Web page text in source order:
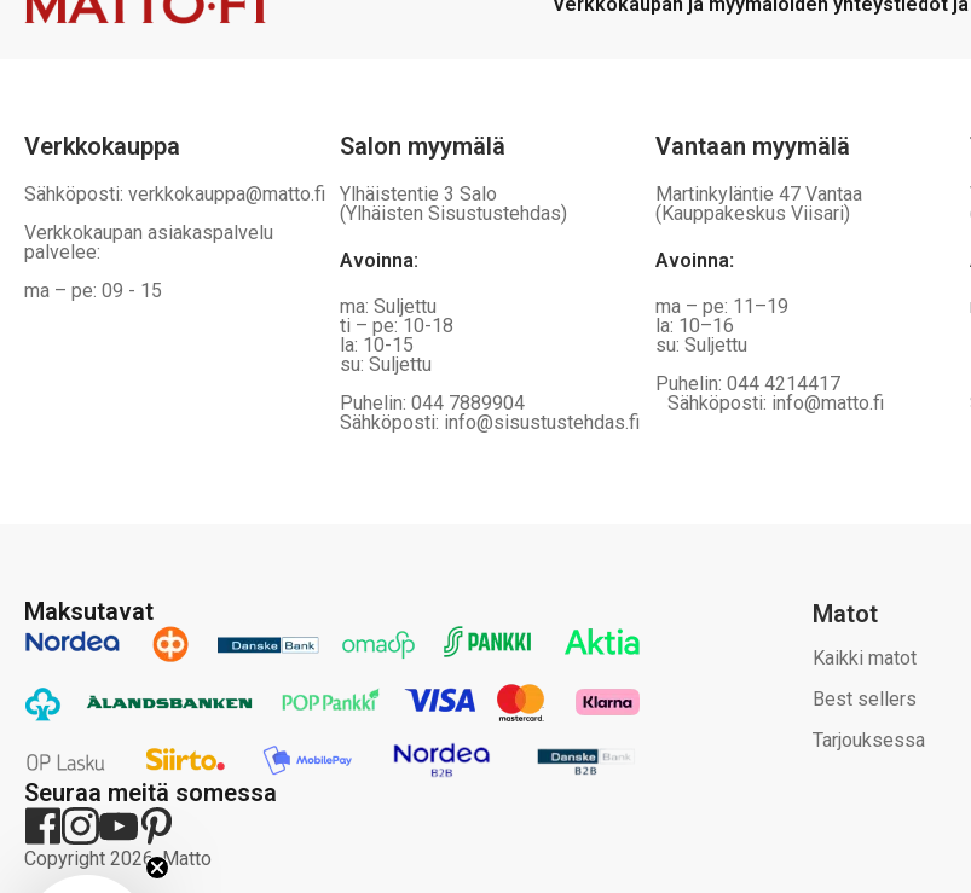
Verkkokauppa
Sähköposti: verkkokauppa@matto.fi
Verkkokaupan asiakaspalvelu
palvelee:
ma – pe: 09 - 15
Salon myymälä
Ylhäistentie 3 Salo
(Ylhäisten Sisustustehdas)
Avoinna:
ma: Suljettu
ti – pe: 10-18
la: 10-15
su: Suljettu
Puhelin: 044 7889904
Sähköposti: info@sisustustehdas.fi
Vantaan myymälä
Martinkyläntie 47 Vantaa
(Kauppakeskus Viisari)
Avoinna:
ma – pe: 11–19
la: 10–16
su: Suljettu
Puhelin: 044 4214417
Sähköposti: info@matto.fi
Maksutavat
Seuraa meitä somessa
Copyright 2026, Matto
Matot
Kaikki matot
Best sellers
Tarjouksessa